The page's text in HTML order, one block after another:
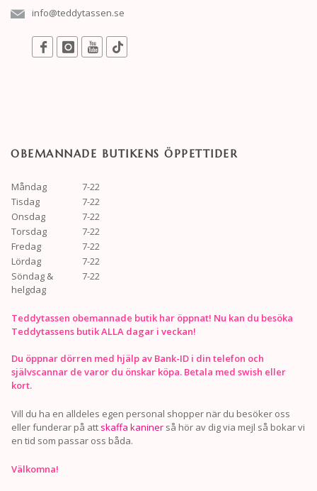
info@teddytassen.se
OBEMANNADE BUTIKENS ÖPPETTIDER
Måndag
7-22
Tisdag
7-22
Onsdag
7-22
Torsdag
7-22
Fredag
7-22
Lördag
7-22
Söndag &
helgdag
7-22
Teddytassen obemannade butik har öppnat! Nu kan du besöka
Teddytassens butik ALLA dagar i veckan!
Du öppnar dörren med hjälp av Bank-ID i din telefon och
självscannar de varor du önskar köpa. Betala med swish eller
kort.
Vill du ha en alldeles egen personal shopper när du besöker oss
eller funderar på att skaffa kaniner så hör av dig via mejl så bokar vi
en tid som passar oss båda.
Välkomna!